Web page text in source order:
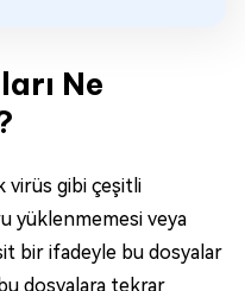
Ne
virüs gibi çeşitli
yüklenmemesi veya
bir ifadeyle bu dosyalar
dosyalara tekrar